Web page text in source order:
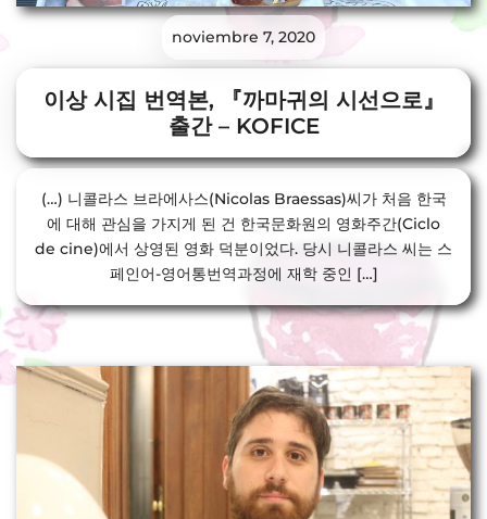
noviembre 7, 2020
이상 시집 번역본, 『까마귀의 시선으로』
출간 – KOFICE
(…) 니콜라스 브라에사스(Nicolas Braessas)씨가 처음 한국
에 대해 관심을 가지게 된 건 한국문화원의 영화주간(Ciclo
de cine)에서 상영된 영화 덕분이었다. 당시 니콜라스 씨는 스
페인어-영어통번역과정에 재학 중인 […]